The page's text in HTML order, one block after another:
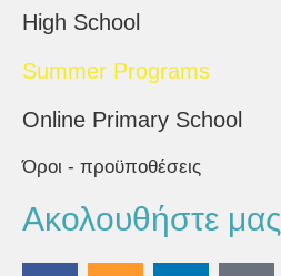
High School
Summer Programs
Online Primary School
Όροι - προϋποθέσεις
Ακολουθήστε